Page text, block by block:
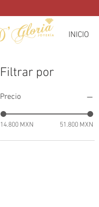
INICIO
Filtrar por
Precio
14.800 MXN 51.800 MXN